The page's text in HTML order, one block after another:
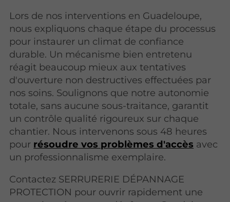
Lors de nos interventions en Guadeloupe,
nous expliquons chaque étape du processus
pour instaurer un climat de confiance
durable. Un mécanisme bien entretenu
réagit beaucoup mieux aux tentatives
d'ouverture non destructives effectuées par
nos soins. Soulignons que notre autonomie
totale, sans aucune sous-traitance, garantit
un contrôle qualité rigoureux sur chaque
chantier. Nous intervenons sous 48 heures
pour résoudre vos problèmes d'accès avec
un professionnalisme exemplaire.
Contactez SERRURERIE DÉPANNAGE
PROTECTION pour ouvrir rapidement une